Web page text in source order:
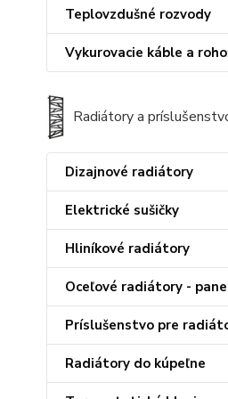
Teplovzdušné rozvody
Vykurovacie káble a
Radiátory a
Dizajnové radiátory
Elektrické sušičky
Hliníkové radiátory
Oceľové radiátory -
Príslušenstvo pre
Radiátory do kúpeľne